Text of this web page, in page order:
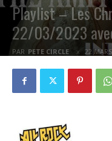
Playlist – Les
22/03/2023
PAR PETE CIRCLE 22